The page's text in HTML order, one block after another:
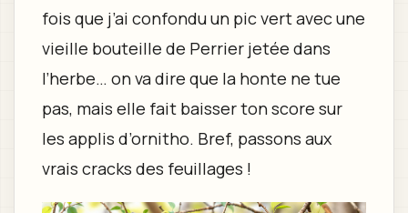
fois que j’ai confondu un pic vert avec une
vieille bouteille de Perrier jetée dans
l’herbe… on va dire que la honte ne tue
pas, mais elle fait baisser ton score sur
les applis d’ornitho. Bref, passons aux
vrais cracks des feuillages !